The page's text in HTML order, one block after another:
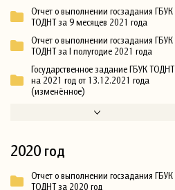
Отчет о выполнении госзадания ГБУК
ТОДНТ за 9 месяцев 2021 года
Отчет о выполнении госзадания ГБУК
ТОДНТ за I полугодие 2021 года
Государственное задание ГБУК ТОДНТ
на 2021 год от 13.12.2021 года
(изменённое)
2020 год
Отчет о выполнении госзадания ГБУК
ТОДНТ за 2020 год